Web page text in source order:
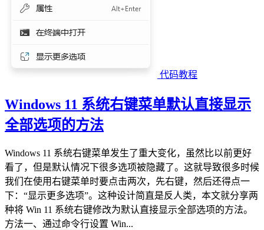
代码教程
Windows 11 系统右键菜单默认直接显示
全部选项的方法
Windows 11 系统右键菜单发生了重大变化，虽然比以前更好
看了，但是默认情况下很多选项被隐藏了。这就导致很多时候
我们在使用右键菜单时要点击两次，先右键，然后还得点一
下：“显示更多选项”。这种设计简直是反人类，本文就分享两
种将 Win 11 系统右键修改为默认直接显示全部选项的方法。
方法一、通过命令行设置 Win...